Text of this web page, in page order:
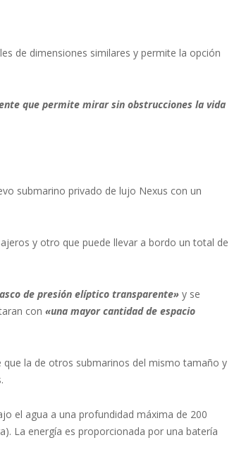
de dimensiones similares y permite la opción
que permite mirar sin obstrucciones la vida
submarino privado de lujo Nexus con un
y otro que puede llevar a bordo un total de
de presión elíptico transparente» y se
con «una mayor cantidad de espacio
la de otros submarinos del mismo tamaño y
el agua a una profundidad máxima de 200
La energía es proporcionada por una batería